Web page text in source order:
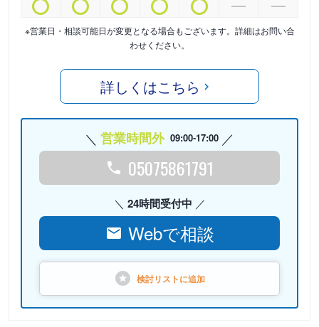
※営業日・相談可能日が変更となる場合もございます。詳細はお問い合
わせください。
詳しくはこちら
営業時間外 09:00-17:00
05075861791
24時間受付中
Webで相談
検討リストに追加